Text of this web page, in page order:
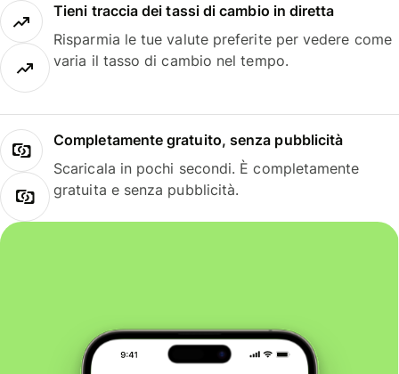
Tieni traccia dei tassi di cambio in diretta
Risparmia le tue valute preferite per vedere come
varia il tasso di cambio nel tempo.
Completamente gratuito, senza pubblicità
Scaricala in pochi secondi. È completamente
gratuita e senza pubblicità.